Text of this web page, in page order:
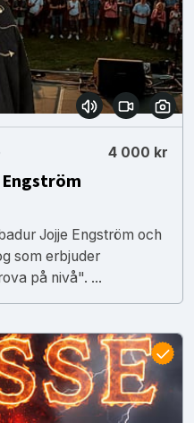
4 000 kr
Jojje Engström och
som erbjuder
på nivå". ...